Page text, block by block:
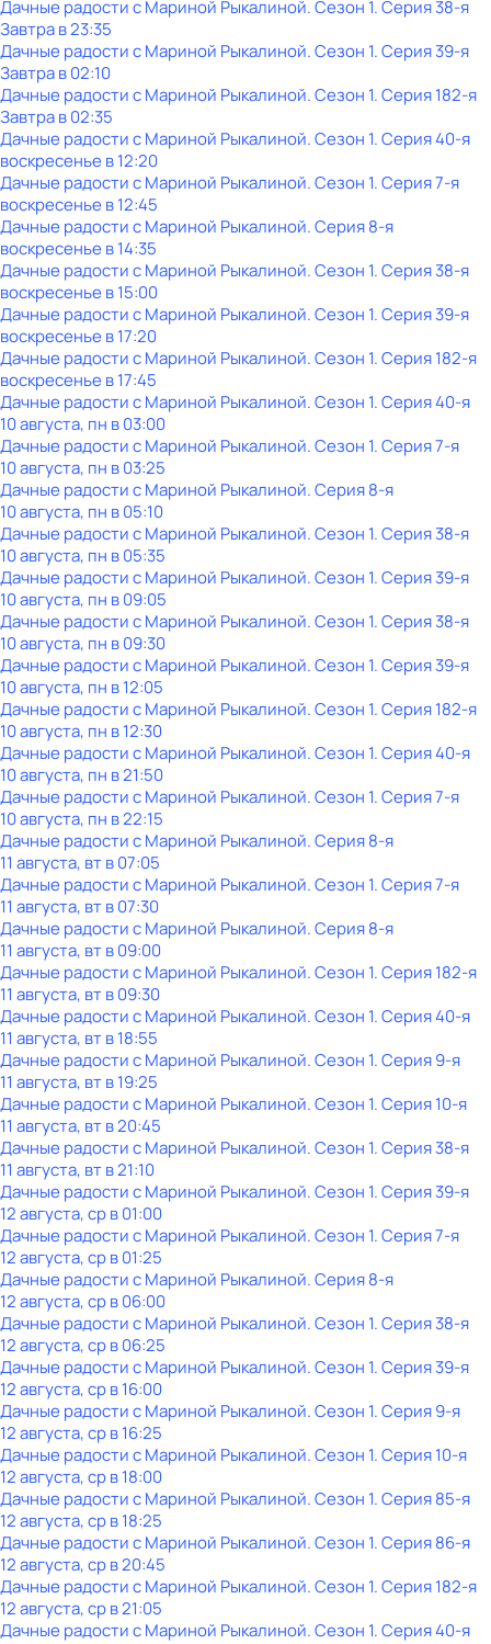
Дачные радости с Мариной Рыкалиной. Сезон 1. Серия 38-я
Завтра в 23:35
Дачные радости с Мариной Рыкалиной. Сезон 1. Серия 39-я
Завтра в 02:10
Дачные радости с Мариной Рыкалиной. Сезон 1. Серия 182-я
Завтра в 02:35
Дачные радости с Мариной Рыкалиной. Сезон 1. Серия 40-я
воскресенье в12:20
Дачные радости с Мариной Рыкалиной. Сезон 1. Серия 7-я
воскресенье в12:45
Дачные радости с Мариной Рыкалиной. Серия 8-я
воскресенье в14:35
Дачные радости с Мариной Рыкалиной. Сезон 1. Серия 38-я
воскресенье в15:00
Дачные радости с Мариной Рыкалиной. Сезон 1. Серия 39-я
воскресенье в17:20
Дачные радости с Мариной Рыкалиной. Сезон 1. Серия 182-я
воскресенье в17:45
Дачные радости с Мариной Рыкалиной. Сезон 1. Серия 40-я
10 августа, пн в 03:00
Дачные радости с Мариной Рыкалиной. Сезон 1. Серия 7-я
10 августа, пн в 03:25
Дачные радости с Мариной Рыкалиной. Серия 8-я
10 августа, пн в 05:10
Дачные радости с Мариной Рыкалиной. Сезон 1. Серия 38-я
10 августа, пн в 05:35
Дачные радости с Мариной Рыкалиной. Сезон 1. Серия 39-я
10 августа, пн в 09:05
Дачные радости с Мариной Рыкалиной. Сезон 1. Серия 38-я
10 августа, пн в 09:30
Дачные радости с Мариной Рыкалиной. Сезон 1. Серия 39-я
10 августа, пн в 12:05
Дачные радости с Мариной Рыкалиной. Сезон 1. Серия 182-я
10 августа, пн в 12:30
Дачные радости с Мариной Рыкалиной. Сезон 1. Серия 40-я
10 августа, пн в 21:50
Дачные радости с Мариной Рыкалиной. Сезон 1. Серия 7-я
10 августа, пн в 22:15
Дачные радости с Мариной Рыкалиной. Серия 8-я
11 августа, вт в 07:05
Дачные радости с Мариной Рыкалиной. Сезон 1. Серия 7-я
11 августа, вт в 07:30
Дачные радости с Мариной Рыкалиной. Серия 8-я
11 августа, вт в 09:00
Дачные радости с Мариной Рыкалиной. Сезон 1. Серия 182-я
11 августа, вт в 09:30
Дачные радости с Мариной Рыкалиной. Сезон 1. Серия 40-я
11 августа, вт в 18:55
Дачные радости с Мариной Рыкалиной. Сезон 1. Серия 9-я
11 августа, вт в 19:25
Дачные радости с Мариной Рыкалиной. Сезон 1. Серия 10-я
11 августа, вт в 20:45
Дачные радости с Мариной Рыкалиной. Сезон 1. Серия 38-я
11 августа, вт в 21:10
Дачные радости с Мариной Рыкалиной. Сезон 1. Серия 39-я
12 августа, ср в 01:00
Дачные радости с Мариной Рыкалиной. Сезон 1. Серия 7-я
12 августа, ср в 01:25
Дачные радости с Мариной Рыкалиной. Серия 8-я
12 августа, ср в 06:00
Дачные радости с Мариной Рыкалиной. Сезон 1. Серия 38-я
12 августа, ср в 06:25
Дачные радости с Мариной Рыкалиной. Сезон 1. Серия 39-я
12 августа, ср в 16:00
Дачные радости с Мариной Рыкалиной. Сезон 1. Серия 9-я
12 августа, ср в 16:25
Дачные радости с Мариной Рыкалиной. Сезон 1. Серия 10-я
12 августа, ср в 18:00
Дачные радости с Мариной Рыкалиной. Сезон 1. Серия 85-я
12 августа, ср в 18:25
Дачные радости с Мариной Рыкалиной. Сезон 1. Серия 86-я
12 августа, ср в 20:45
Дачные радости с Мариной Рыкалиной. Сезон 1. Серия 182-я
12 августа, ср в 21:05
Дачные радости с Мариной Рыкалиной. Сезон 1. Серия 40-я